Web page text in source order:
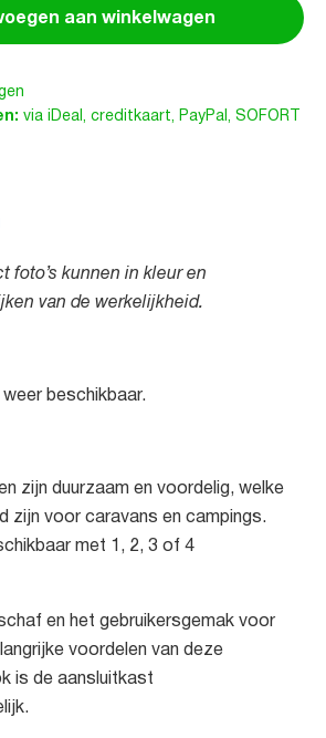
foto’s kunnen in kleur en
van de werkelijkheid.
beschikbaar.
zijn duurzaam en voordelig, welke
zijn voor caravans en campings.
met 1, 2, 3 of 4
en het gebruikersgemak voor
voordelen van deze
is de aansluitkast
aan winkelwagen
via iDeal, creditkaart, PayPal, SOFORT